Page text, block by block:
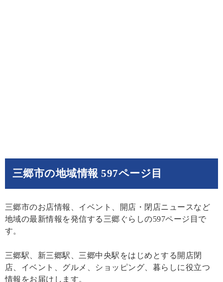
三郷市の地域情報 597ページ目
三郷市のお店情報、イベント、開店・閉店ニュースなど
地域の最新情報を発信する三郷ぐらしの597ページ目で
す。
三郷駅、新三郷駅、三郷中央駅をはじめとする開店閉
店、イベント、グルメ、ショッピング、暮らしに役立つ
情報をお届けします。